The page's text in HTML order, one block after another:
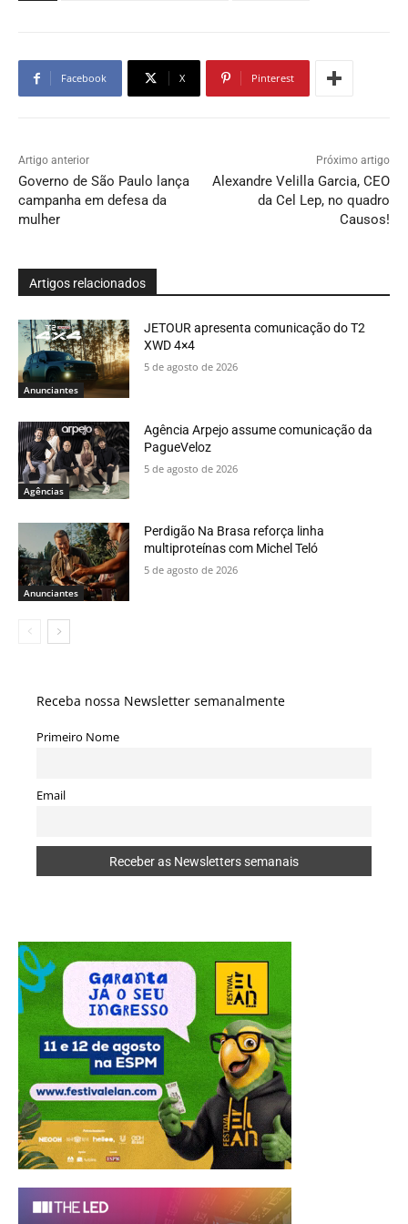
Facebook X Pinterest
Artigo anterior
Governo de São Paulo lança
campanha em defesa da
mulher
Próximo artigo
Alexandre Velilla Garcia, CEO
da Cel Lep, no quadro
Causos!
Artigos relacionados
Anunciantes
JETOUR apresenta comunicação do T2
XWD 4×4
5 de agosto de 2026
Agências
Agência Arpejo assume comunicação da
PagueVeloz
5 de agosto de 2026
Anunciantes
Perdigão Na Brasa reforça linha
multiproteínas com Michel Teló
5 de agosto de 2026
Receba nossa Newsletter semanalmente
Primeiro Nome
Email